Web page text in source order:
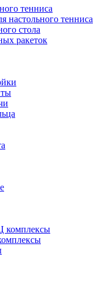
тенниса
настольного тенниса
стола
ракеток